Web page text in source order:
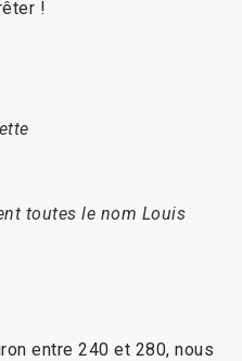
!
toutes le nom Louis
entre 240 et 280, nous